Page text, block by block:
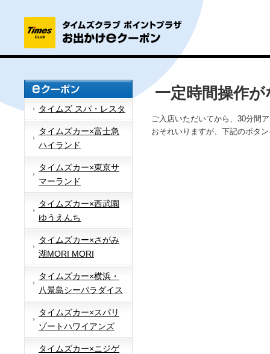
タイムズ スパ・レスタ
タイムズカー×富士急
ハイランド
タイムズカー×東京サ
マーランド
タイムズカー×西武園
ゆうえんち
タイムズカー×さがみ
湖MORI MORI
タイムズカー×横浜・
八景島シーパラダイス
タイムズカー×スパリ
ゾートハワイアンズ
タイムズカー×ニジゲ
一定時間操作
ご入店いただいてから、30分間
おそれいりますが、下記のボタ